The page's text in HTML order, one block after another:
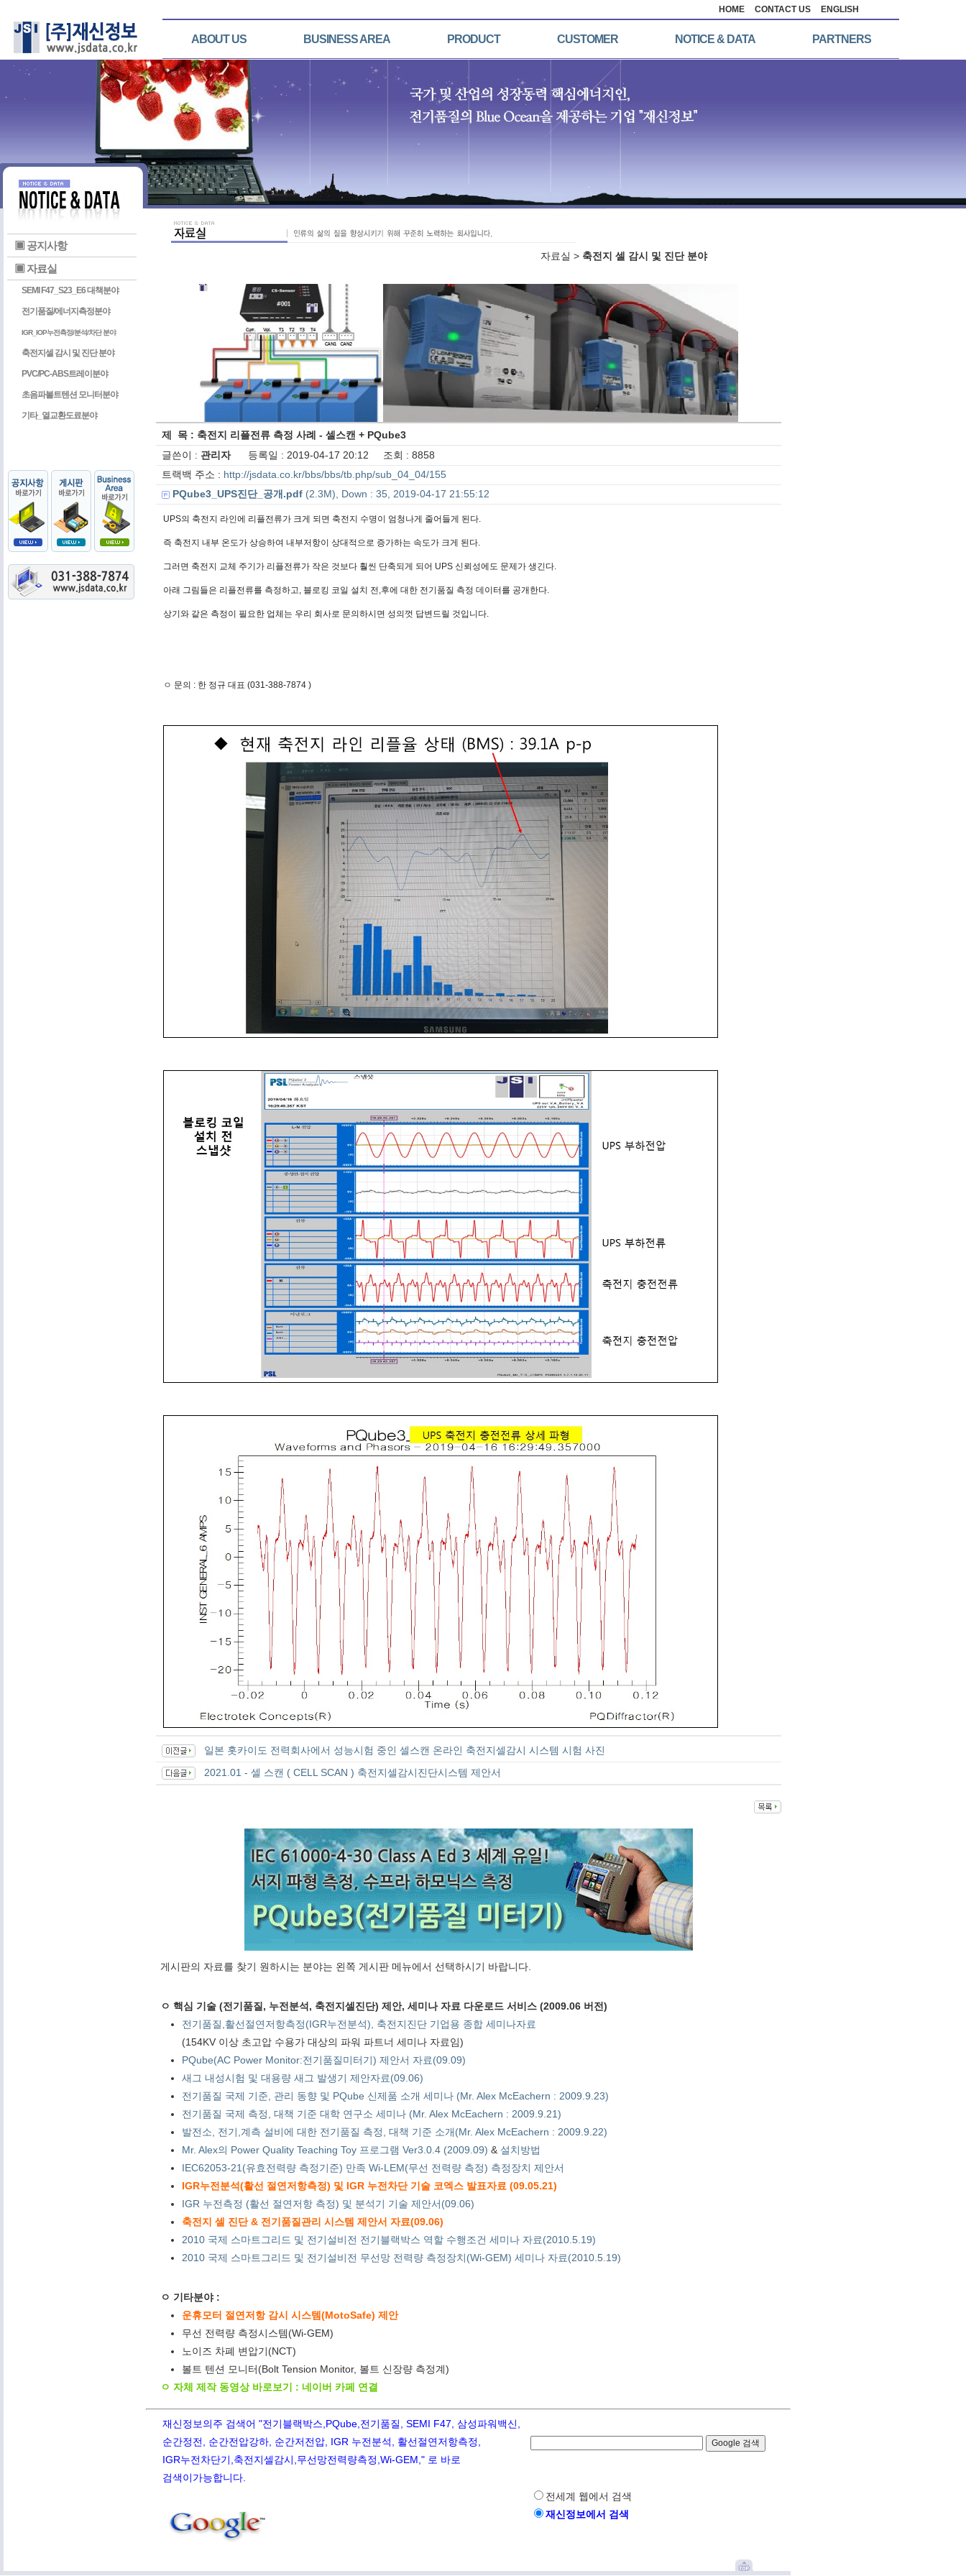
HOME CONTACT US ENGLISH
ABOUT US BUSINESS AREA PRODUCT CUSTOMER NOTICE & DATA PARTNERS
▣ 공지사항
▣ 자료실
SEMI F47_S23_E6 대책분야
전기품질/에너지측정분야
IGR_IOP누전측정/분석/차단 분야
축전지셀 감시 및 진단 분야
PVC/PC-ABS트레이분야
초음파볼트텐션 모니터분야
기타_열교환도료분야
자료실 > 축전지 셀 감시 및 진단 분야
제 목 : 축전지 리플전류 측정 사례 - 셀스캔 + PQube3
글쓴이 : 관리자등록일 : 2019-04-17 20:12 조회 : 8858
트랙백 주소 : http://jsdata.co.kr/bbs/bbs/tb.php/sub_04_04/155
PQube3_UPS진단_공개.pdf(2.3M), Down : 35, 2019-04-17 21:55:12
UPS의 축전지 라인에 리플전류가 크게 되면 축전지 수명이 엄청나게 줄어들게 된다.
즉 축전지 내부 온도가 상승하여 내부저항이 상대적으로 증가하는 속도가 크게 된다.
그러면 축전지 교체 주기가 리플전류가 작은 것보다 훨씬 단축되게 되어 UPS 신뢰성에도 문제가 생긴다.
아래 그림들은 리플전류를 측정하고, 블로킹 코일 설치 전,후에 대한 전기품질 측정 데이터를 공개한다.
상기와 같은 측정이 필요한 업체는 우리 회사로 문의하시면 성의껏 답변드릴 것입니다.
ㅇ 문의 : 한 정규 대표 (031-388-7874 )
일본 홋카이도 전력회사에서 성능시험 중인 셀스캔 온라인 축전지셀감시 시스템 시험 사진
2021.01 - 셀 스캔 ( CELL SCAN ) 축전지셀감시진단시스템 제안서
게시판의 자료를 찾기 원하시는 분야는 왼쪽 게시판 메뉴에서 선택하시기 바랍니다.
ㅇ 핵심 기술 (전기품질, 누전분석, 축전지셀진단) 제안, 세미나 자료 다운로드 서비스 (2009.06 버전)
전기품질,활선절연저항측정(IGR누전분석), 축전지진단 기업용 종합 세미나자료
(154KV 이상 초고압 수용가 대상의 파워 파트너 세미나 자료임)
PQube(AC Power Monitor:전기품질미터기) 제안서 자료(09.09)
새그 내성시험 및 대용량 새그 발생기 제안자료(09.06)
전기품질 국제 기준, 관리 동향 및 PQube 신제품 소개 세미나 (Mr. Alex McEachern : 2009.9.23)
전기품질 국제 측정, 대책 기준 대학 연구소 세미나 (Mr. Alex McEachern : 2009.9.21)
발전소, 전기,계측 설비에 대한 전기품질 측정, 대책 기준 소개(Mr. Alex McEachern : 2009.9.22)
Mr. Alex의 Power Quality Teaching Toy 프로그램 Ver3.0.4 (2009.09) & 설치방법
IEC62053-21(유효전력량 측정기준) 만족 Wi-LEM(무선 전력량 측정) 측정장치 제안서
IGR누전분석(활선 절연저항측정) 및 IGR 누전차단 기술 코엑스 발표자료 (09.05.21)
IGR 누전측정 (활선 절연저항 측정) 및 분석기 기술 제안서(09.06)
축전지 셀 진단 & 전기품질관리 시스템 제안서 자료(09.06)
2010 국제 스마트그리드 및 전기설비전 전기블랙박스 역할 수행조건 세미나 자료(2010.5.19)
2010 국제 스마트그리드 및 전기설비전 무선망 전력량 측정장치(Wi-GEM) 세미나 자료(2010.5.19)
ㅇ 기타분야 :
운휴모터 절연저항 감시 시스템(MotoSafe) 제안
무선 전력량 측정시스템(Wi-GEM)
노이즈 차폐 변압기(NCT)
볼트 텐션 모니터(Bolt Tension Monitor, 볼트 신장량 측정계)
ㅇ 자체 제작 동영상 바로보기 : 네이버 카페 연결
재신정보의주 검색어 "전기블랙박스,PQube,전기품질, SEMI F47, 삼성파워백신,
순간정전, 순간전압강하, 순간저전압, IGR 누전분석, 활선절연저항측정,
IGR누전차단기,축전지셀감시,무선망전력량측정,Wi-GEM," 로 바로
검색이가능합니다.
전세계 웹에서 검색
재신정보에서 검색